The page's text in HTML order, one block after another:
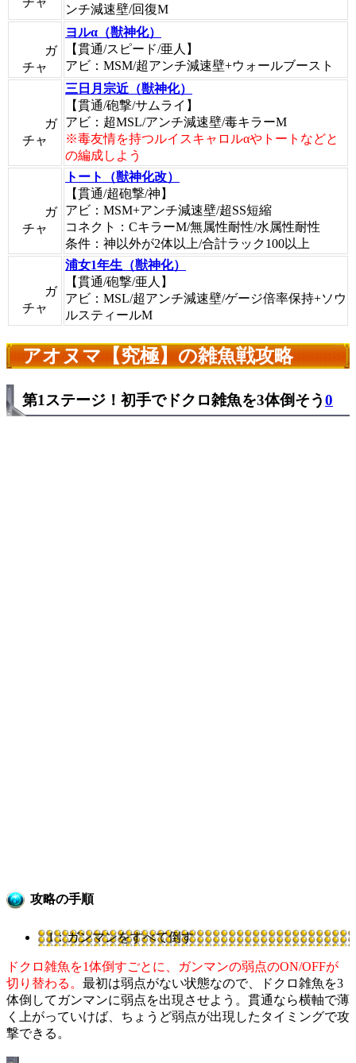
ンチ減速壁/回復M
ガ
チャ
ヨルα（獣神化）
【貫通/スピード/亜人】
アビ：MSM/超アンチ減速壁+ウォールブースト
ガ
チャ
三日月宗近（獣神化）
【貫通/砲撃/サムライ】
アビ：超MSL/アンチ減速壁/毒キラーM
※毒友情を持つルイスキャロルαやトートなどと
の編成しよう
ガ
チャ
トート（獣神化改）
【貫通/超砲撃/神】
アビ：MSM+アンチ減速壁/超SS短縮
コネクト：CキラーM/無属性耐性/水属性耐性
条件：神以外が2体以上/合計ラック100以上
ガ
チャ
浦女1年生（獣神化）
【貫通/砲撃/亜人】
アビ：MSL/超アンチ減速壁/ゲージ倍率保持+ソウ
ルスティールM
アオヌマ【究極】の雑魚戦攻略
第1ステージ！初手でドクロ雑魚を3体倒そう0
攻略の手順
1：ガンマンをすべて倒す
ドクロ雑魚を1体倒すごとに、ガンマンの弱点のON/OFFが
切り替わる。 最初は弱点がない状態なので、ドクロ雑魚を3
体倒してガンマンに弱点を出現させよう。貫通なら横軸で薄
く上がっていけば、ちょうど弱点が出現したタイミングで攻
撃できる。